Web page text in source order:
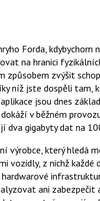
Forda,
na hranici
způsobem zvýšit
níž jste dospěli
jsou dnes
v běžném
dva gigabyty dat na
výrobce, který hledá
vozidly, z nichž
ani